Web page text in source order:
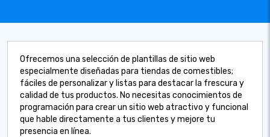
Ofrecemos una selección de plantillas de sitio web
especialmente diseñadas para tiendas de comestibles;
fáciles de personalizar y listas para destacar la frescura y
calidad de tus productos. No necesitas conocimientos de
programación para crear un sitio web atractivo y funcional
que hable directamente a tus clientes y mejore tu
presencia en línea.